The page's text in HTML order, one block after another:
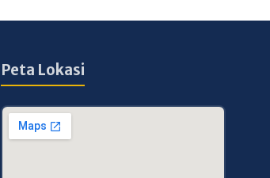
Peta Lokasi